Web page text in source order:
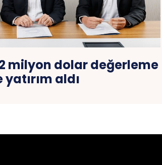
milyon dolar değerleme
yatırım aldı